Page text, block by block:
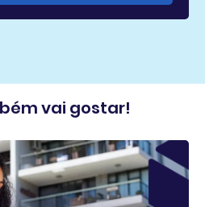
vai gostar!